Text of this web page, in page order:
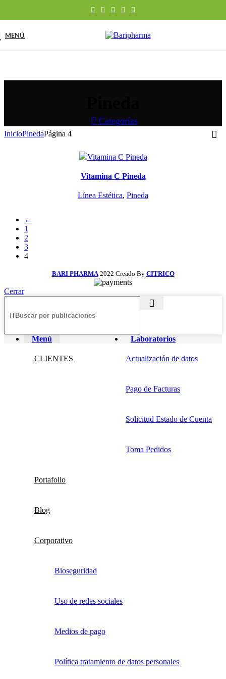
MENÚ
Categorías
InicioPinedaPágina 4
Vitamina C Pineda
Línea Estética, Pineda
←
1
2
3
4
BARI PHARMA 2022 Creado By CITRICO
Cerrar
Menú Laboratorios
CLIENTES Actualización de datos
Pago de Facturas
Solicitud Estado de Cuenta
Toma Pedidos
Portafolio
Blog
Corporativo
Bioseguridad
Uso de redes sociales
Medios de pago
Política tratamiento de datos personales